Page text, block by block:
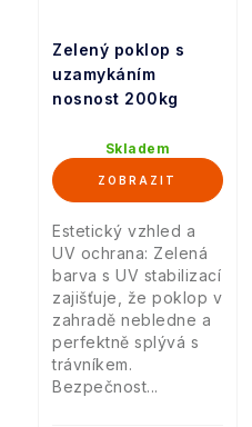
Zelený poklop s
uzamykáním
nosnost 200kg
Skladem
Estetický vzhled a
UV ochrana: Zelená
barva s UV stabilizací
zajišťuje, že poklop v
zahradě nebledne a
perfektně splývá s
trávníkem.
Bezpečnost...